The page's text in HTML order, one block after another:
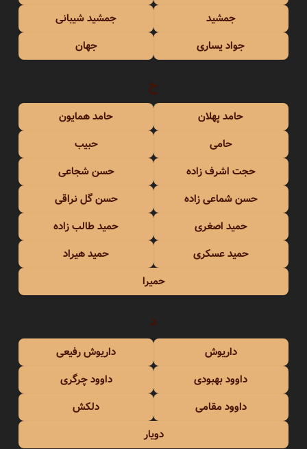
جمشید
جمشید شیبانی
جواد یساری
جهان
ح
حامد پهلان
حامد همایون
حامی
حبیب
حجت اشرف زاده
حسن شجاعی
حسن شماعی زاده
حسن گل نراقی
حمید اصغری
حمید طالب زاده
حمید عسکری
حمید هیراد
حمیرا
د
داریوش
داریوش رفیعی
داوود بهبودی
داوود چرگری
داوود مقامی
دلکش
دویار